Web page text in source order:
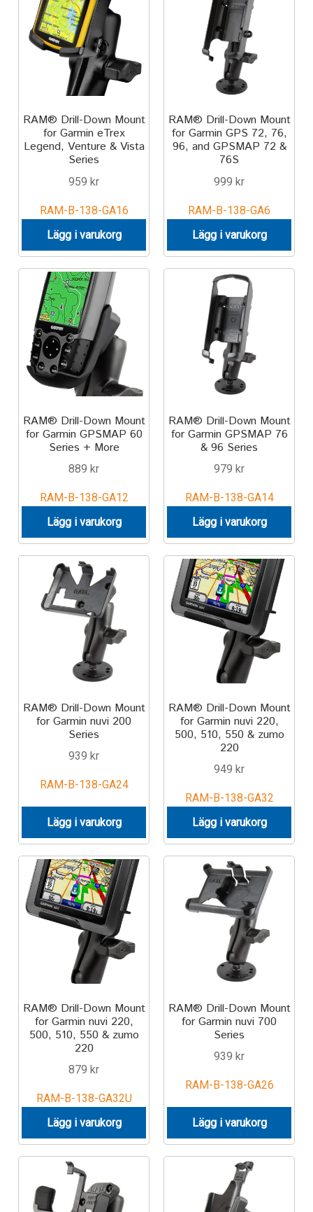
TILL FÖRETAG
Gun Holster
Handheld Computer
Monitor
Printer
Speaker
Forklift
Lift Truck
Produkter efter varumärken
Om oss
RAM® Drill-Down Mount
for Garmin eTrex
Legend, Venture & Vista
Series
959 kr
RAM-B-138-GA16
Lägg i varukorg
RAM® Drill-Down Mount
for Garmin GPS 72, 76,
96, and GPSMAP 72 &
76S
999 kr
RAM-B-138-GA6
Lägg i varukorg
RAM® Drill-Down Mount
for Garmin GPSMAP 60
Series + More
889 kr
RAM-B-138-GA12
Lägg i varukorg
RAM® Drill-Down Mount
for Garmin GPSMAP 76
& 96 Series
979 kr
RAM-B-138-GA14
Lägg i varukorg
RAM® Drill-Down Mount
for Garmin nuvi 200
Series
939 kr
RAM-B-138-GA24
Lägg i varukorg
RAM® Drill-Down Mount
for Garmin nuvi 220,
500, 510, 550 & zumo
220
949 kr
RAM-B-138-GA32
Lägg i varukorg
RAM® Drill-Down Mount
for Garmin nuvi 220,
500, 510, 550 & zumo
220
879 kr
RAM-B-138-GA32U
Lägg i varukorg
RAM® Drill-Down Mount
for Garmin nuvi 700
Series
939 kr
RAM-B-138-GA26
Lägg i varukorg